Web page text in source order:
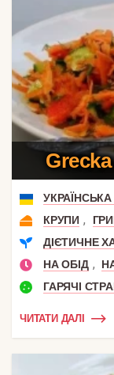
КРУПИ ,
ДІЄТИЧНЕ
НА ОБІД ,
ГАРЯЧІ
ЧИТАТИ ДАЛІ